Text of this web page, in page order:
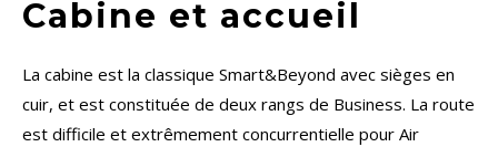
Cabine et accueil
La cabine est la classique Smart&Beyond avec sièges en
cuir, et est constituée de deux rangs de Business. La route
est difficile et extrêmement concurrentielle pour Air